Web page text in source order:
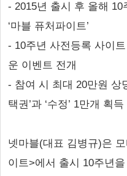
- 2015년 출시 후 올해
‘마블 퓨처파이트’
- 10주년 사전등록 사이
운 이벤트 전개
- 참여 시 최대 20만원 상
택권’과 ‘수정’ 1만개 획
넷마블(대표 김병규)은
이트>에서 출시 10주년